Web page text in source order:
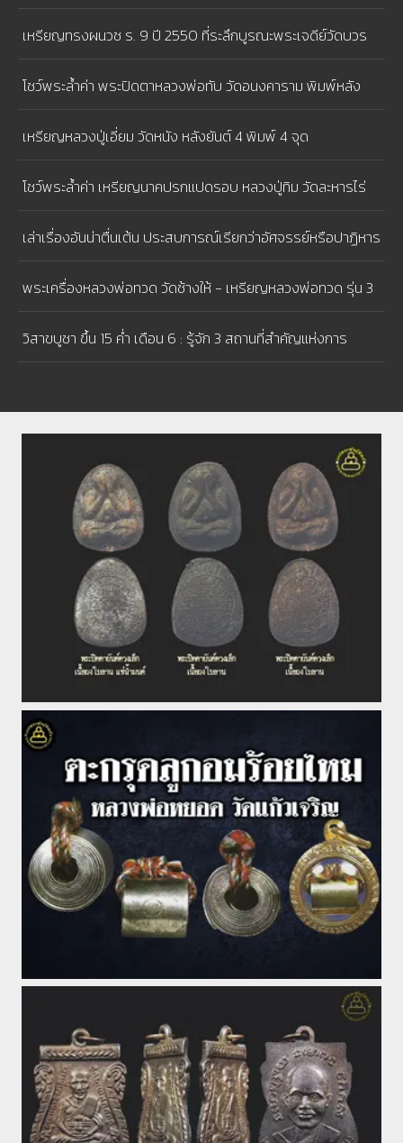
สาวก ๑,๒๕๐รูป มาประชุมพร้อมโดยมิได้นัดหมาย
เหรียญทรงผนวช ร. 9 ปี 2550 ที่ระลึกบูรณะพระเจดีย์วัดบวร
นิเวศวิหาร ในโอกาสมหามงคลเฉลิมพระชนมพรรษา 80 พรรษา
โชว์พระล้ำค่า พระปิดตาหลวงพ่อทับ วัดอนงคาราม พิมพ์หลัง
เบี้ย หนุนนําดวงชะตา ใครที่มีเคราะห์ดวงชะตาตก จะต้องหามาบูชา
ติดตัว จะทําให้เรื่องร้ายกลับกลายเป็นดี
เหรียญหลวงปู่เอี่ยม วัดหนัง หลังยันต์ 4 พิมพ์ 4 จุด
โชว์พระล้ำค่า เหรียญนาคปรกแปดรอบ หลวงปู่ทิม วัดละหารไร่
เนื้อทองแดงผิวไฟ
เล่าเรื่องอันน่าตื่นเต้น ประสบการณ์เรียกว่าอัศจรรย์หรือปาฏิหาร
ย์ - พระปิดตาหลวงปู่โต๊ะ
พระเครื่องหลวงพ่อทวด วัดช้างให้ - เหรียญหลวงพ่อทวด รุ่น 3
บล็อคช้างปล้อง
วิสาขบูชา ขึ้น 15 ค่ำ เดือน 6 : รู้จัก 3 สถานที่สำคัญแห่งการ